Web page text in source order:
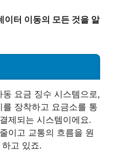
이터 이동의 모든 것을 알
요금 징수 시스템으로,
장착하고 요금소를 통
제되는 시스템이에요.
이고 교통의 흐름을 원
고 있죠.